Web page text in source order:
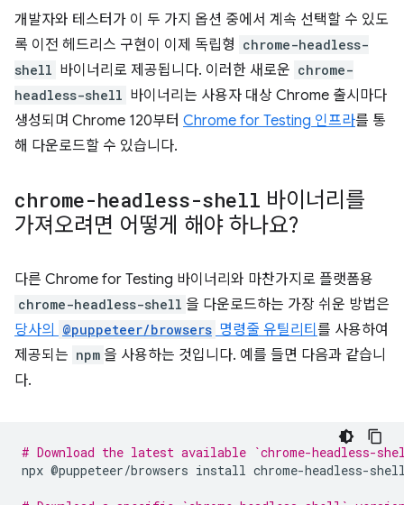
개발자와 테스터가 이 두 가지 옵션 중에서 계속 선택할 수 있도
록 이전 헤드리스 구현이 이제 독립형 chrome-headless-
shell 바이너리로 제공됩니다. 이러한 새로운 chrome-
headless-shell 바이너리는 사용자 대상 Chrome 출시마다
생성되며 Chrome 120부터 Chrome for Testing 인프라를 통
해 다운로드할 수 있습니다.
chrome-headless-shell 바이너리를
가져오려면 어떻게 해야 하나요?
다른 Chrome for Testing 바이너리와 마찬가지로 플랫폼용
chrome-headless-shell 을 다운로드하는 가장 쉬운 방법은
당사의
@puppeteer/browsers 명령줄 유틸리티 를 사용하여
제공되는 npm 을 사용하는 것입니다. 예를 들면 다음과 같습니
다.
# Download the latest available `chrome-headless-
npx @puppeteer/browsers install chrome-headless-